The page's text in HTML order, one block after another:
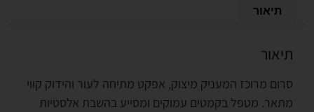
תיאור
תיאור
סרום מרוכז המעניק מיצוק, אפקט מתיחה לעור והידוק קווי
מתאר. מטפל בקמטים עמוקים ומסייע בהשבת אלסטיות